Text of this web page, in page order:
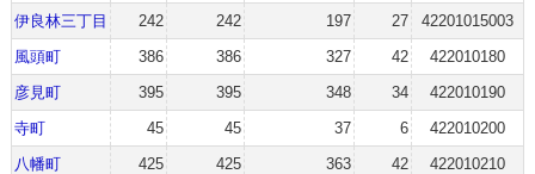
伊良林三丁目
242 242 197 27
42201015003
風頭町
386 386 327 42
422010180
彦見町
395 395 348 34
422010190
寺町
45 45 37 6
422010200
八幡町
425 425 363 42
422010210